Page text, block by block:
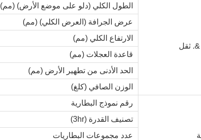
&. ثقل
الطول الكلي (دلو على موضع الأرض) (مم)
عرض الجرافة (العرض الكلي) (مم)
الارتفاع الكلي (مم)
قاعدة العجلات (مم)
الحد الأدنى من تطهير الأرض (مم)
الوزن الصافي (كلغ)
رقم نموذج البطارية
تصنيف القدرة (3hr)
عدد مجموعات البطاريات